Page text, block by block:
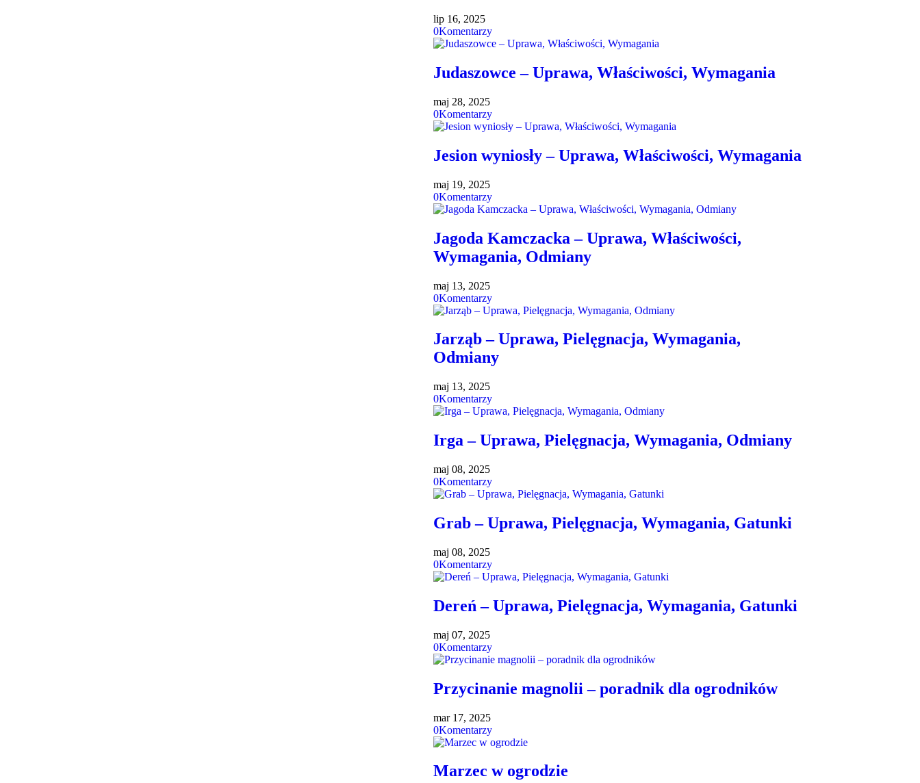
lip 16, 2025
0Komentarzy
Judaszowce – Uprawa, Właściwości, Wymagania
maj 28, 2025
0Komentarzy
Jesion wyniosły – Uprawa, Właściwości, Wymagania
maj 19, 2025
0Komentarzy
Jagoda Kamczacka – Uprawa, Właściwości,
Wymagania, Odmiany
maj 13, 2025
0Komentarzy
Jarząb – Uprawa, Pielęgnacja, Wymagania,
Odmiany
maj 13, 2025
0Komentarzy
Irga – Uprawa, Pielęgnacja, Wymagania, Odmiany
maj 08, 2025
0Komentarzy
Grab – Uprawa, Pielęgnacja, Wymagania, Gatunki
maj 08, 2025
0Komentarzy
Dereń – Uprawa, Pielęgnacja, Wymagania, Gatunki
maj 07, 2025
0Komentarzy
Przycinanie magnolii – poradnik dla ogrodników
mar 17, 2025
0Komentarzy
Marzec w ogrodzie